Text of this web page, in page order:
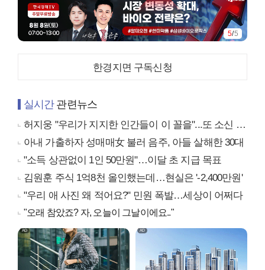
1/5
한경지면 구독신청
실시간관련뉴스
허지웅 "우리가 지지한 인간들이 이 꼴을"...또 소신 발언
아내 가출하자 성매매女 불러 음주, 아들 살해한 30대
"소득 상관없이 1인 50만원"…이달 초 지급 목표
김원훈 주식 1억8천 올인했는데…현실은 '-2,400만원'
"우리 애 사진 왜 적어요?" 민원 폭발…세상이 어쩌다
"오래 참았죠? 자, 오늘이 그날이에요.."